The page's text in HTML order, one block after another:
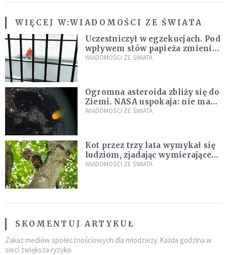
WIĘCEJ W:WIADOMOŚCI ZE ŚWIATA
Uczestniczył w egzekucjach. Pod
wpływem słów papieża zmienił
zdanie
WIADOMOŚCI ZE ŚWIATA
Ogromna asteroida zbliży się do
Ziemi. NASA uspokaja: nie ma
zagrożenia
WIADOMOŚCI ZE ŚWIATA
Kot przez trzy lata wymykał się
ludziom, zjadając wymierające
kaczki. W końcu popełnił
WIADOMOŚCI ZE ŚWIATA
SKOMENTUJ ARTYKUŁ
Zakaz mediów społecznościowych dla młodzieży. Każda godzina w
sieci zwiększa ryzyko